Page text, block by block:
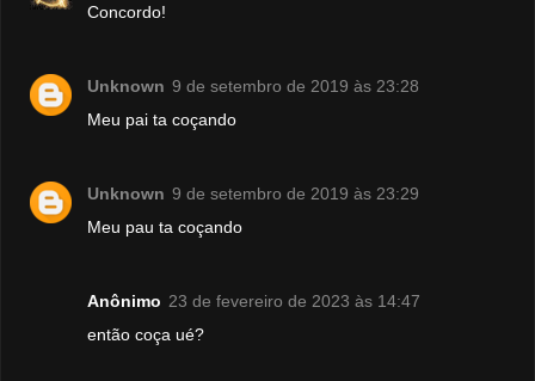
Concordo!
Unknown 9 de setembro de 2019 às 23:28
Meu pai ta coçando
Unknown 9 de setembro de 2019 às 23:29
Meu pau ta coçando
Anônimo 23 de fevereiro de 2023 às 14:47
então coça ué?